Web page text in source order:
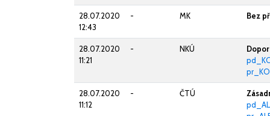
28.07.2020
12:43
- MK Bez
28.07.2020
11:21
- NKÚ
28.07.2020
11:12
- ČTÚ